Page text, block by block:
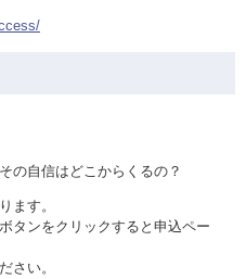
の自信はどこからくるの？
ます。
タンをクリックすると申込ペー
さい。